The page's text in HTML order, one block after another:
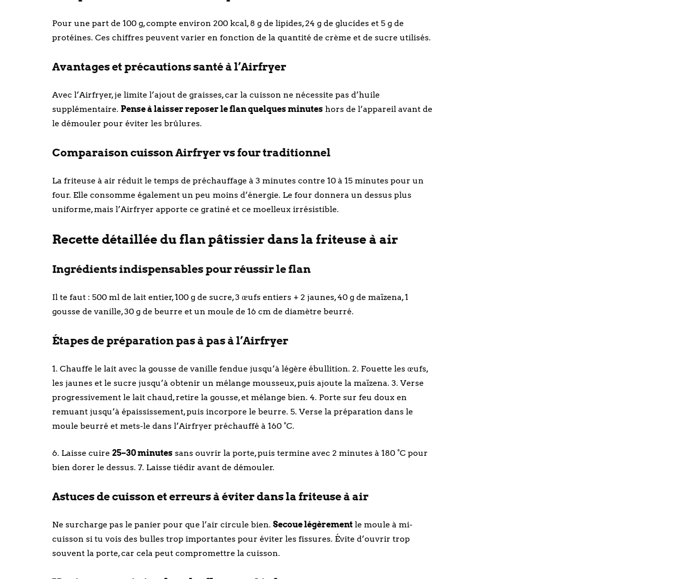
Pour une part de 100 g, compte environ 200 kcal, 8 g de lipides, 24 g de glucides et 5 g de
protéines. Ces chiffres peuvent varier en fonction de la quantité de crème et de sucre utilisés.
Avantages et précautions santé à l’Airfryer
Avec l’Airfryer, je limite l’ajout de graisses, car la cuisson ne nécessite pas d’huile
supplémentaire. Pense à laisser reposer le flan quelques minutes hors de l’appareil avant de
le démouler pour éviter les brûlures.
Comparaison cuisson Airfryer vs four traditionnel
La friteuse à air réduit le temps de préchauffage à 3 minutes contre 10 à 15 minutes pour un
four. Elle consomme également un peu moins d’énergie. Le four donnera un dessus plus
uniforme, mais l’Airfryer apporte ce gratiné et ce moelleux irrésistible.
Recette détaillée du flan pâtissier dans la friteuse à air
Ingrédients indispensables pour réussir le flan
Il te faut : 500 ml de lait entier, 100 g de sucre, 3 œufs entiers + 2 jaunes, 40 g de maïzena, 1
gousse de vanille, 30 g de beurre et un moule de 16 cm de diamètre beurré.
Étapes de préparation pas à pas à l’Airfryer
1. Chauffe le lait avec la gousse de vanille fendue jusqu’à légère ébullition. 2. Fouette les œufs,
les jaunes et le sucre jusqu’à obtenir un mélange mousseux, puis ajoute la maïzena. 3. Verse
progressivement le lait chaud, retire la gousse, et mélange bien. 4. Porte sur feu doux en
remuant jusqu’à épaississement, puis incorpore le beurre. 5. Verse la préparation dans le
moule beurré et mets-le dans l’Airfryer préchauffé à 160 °C.
6. Laisse cuire 25–30 minutes sans ouvrir la porte, puis termine avec 2 minutes à 180 °C pour
bien dorer le dessus. 7. Laisse tiédir avant de démouler.
Astuces de cuisson et erreurs à éviter dans la friteuse à air
Ne surcharge pas le panier pour que l’air circule bien. Secoue légèrement le moule à mi-
cuisson si tu vois des bulles trop importantes pour éviter les fissures. Évite d’ouvrir trop
souvent la porte, car cela peut compromettre la cuisson.